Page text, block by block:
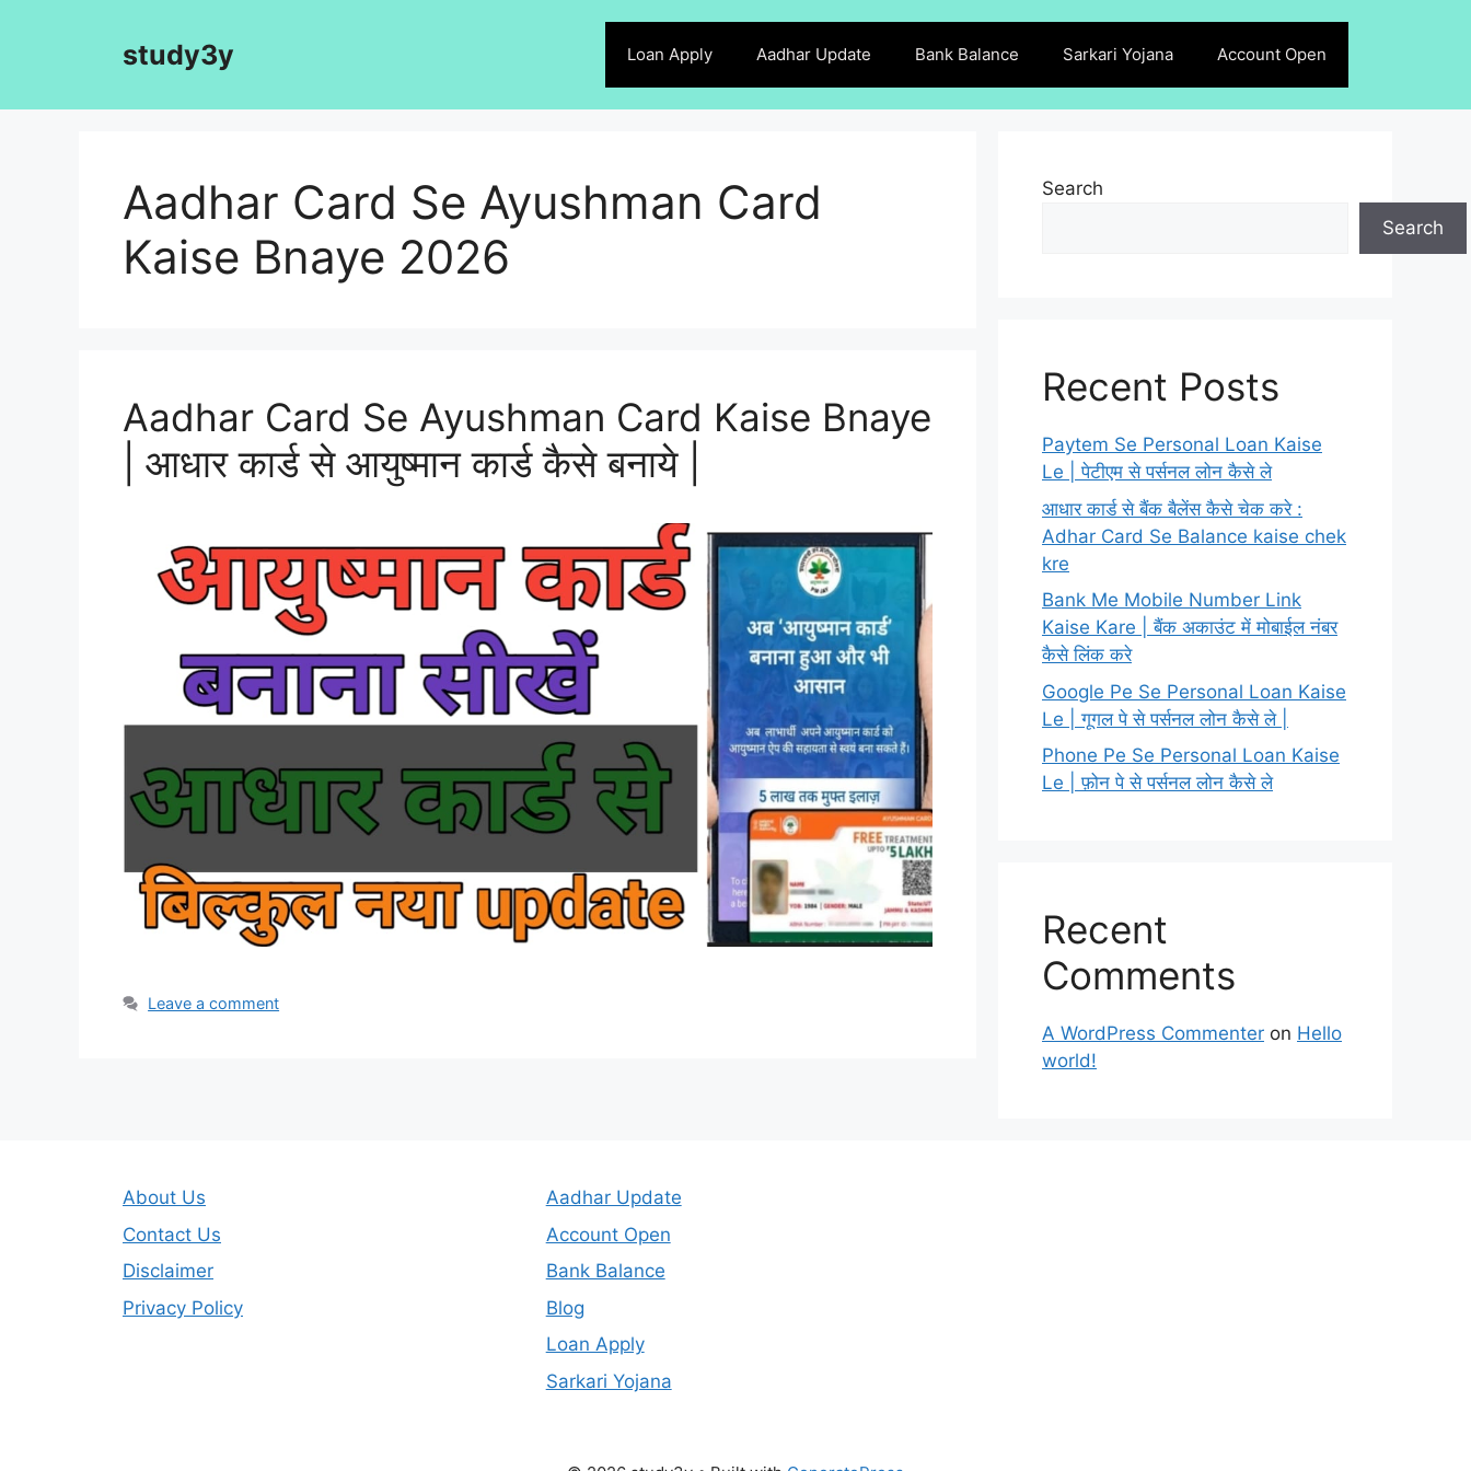
study3y Loan Apply Aadhar Update Bank Balance Sarkari Yojana Account Open
Aadhar Card Se Ayushman Card
Kaise Bnaye 2026
Aadhar Card Se Ayushman Card Kaise Bnaye
| आधार कार्ड से आयुष्मान कार्ड कैसे बनाये |
Leave a comment
Search
Search
Recent Posts
Paytem Se Personal Loan Kaise
Le | पेटीएम से पर्सनल लोन कैसे ले
आधार कार्ड से बैंक बैलेंस कैसे चेक करे :
Adhar Card Se Balance kaise chek
kre
Bank Me Mobile Number Link
Kaise Kare | बैंक अकाउंट में मोबाईल नंबर
कैसे लिंक करे
Google Pe Se Personal Loan Kaise
Le | गूगल पे से पर्सनल लोन कैसे ले |
Phone Pe Se Personal Loan Kaise
Le | फ़ोन पे से पर्सनल लोन कैसे ले
Recent
Comments
A WordPress Commenter on Hello
world!
About Us
Contact Us
Disclaimer
Privacy Policy
Aadhar Update
Account Open
Bank Balance
Blog
Loan Apply
Sarkari Yojana